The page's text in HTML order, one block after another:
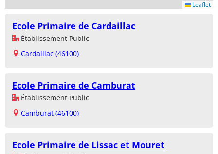
Leaflet
Ecole Primaire de Cardaillac
Établissement Public
Cardaillac (46100)
Ecole Primaire de Camburat
Établissement Public
Camburat (46100)
Ecole Primaire de Lissac et Mouret